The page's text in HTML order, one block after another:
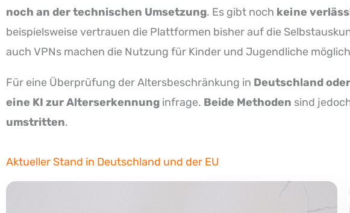
noch an der technischen Umsetzung. Es gibt noch keine
beispielsweise vertrauen die Plattformen bisher auf die
auch VPNs machen die Nutzung für Kinder und Jugendliche
Für eine Überprüfung der Altersbeschränkung in Deutschland
eine KI zur Alterserkennung infrage. Beide Methoden sind
umstritten.
Aktueller Stand in Deutschland und der EU